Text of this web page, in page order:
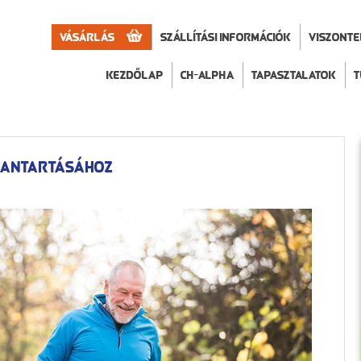
Vásárlás Szállítási információk
Kezdőlap CH-Alpha Tapasztalatok